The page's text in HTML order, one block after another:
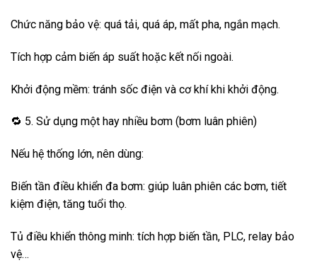
Chức năng bảo vệ: quá tải, quá áp, mất pha, ngắn mạch.
Tích hợp cảm biến áp suất hoặc kết nối ngoài.
Khởi động mềm: tránh sốc điện và cơ khí khi khởi động.
🔁 5. Sử dụng một hay nhiều bơm (bơm luân phiên)
Nếu hệ thống lớn, nên dùng:
Biến tần điều khiển đa bơm: giúp luân phiên các bơm, tiết
kiệm điện, tăng tuổi thọ.
Tủ điều khiển thông minh: tích hợp biến tần, PLC, relay bảo
vệ…